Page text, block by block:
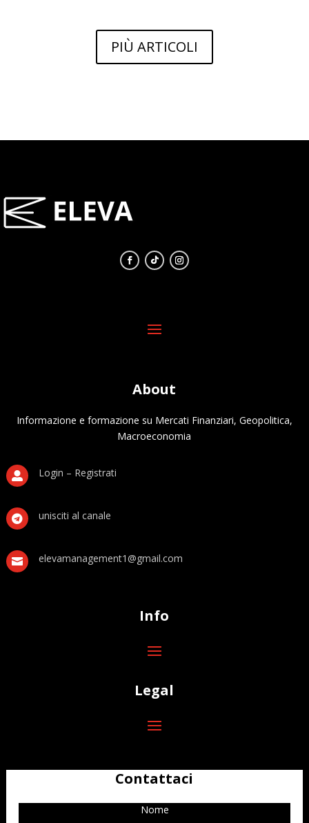
PIÙ ARTICOLI
About
Informazione e formazione su Mercati Finanziari, Geopolitica,
Macroeconomia
 Login – Registrati
 unisciti al canale
 elevamanagement1@gmail.com
Info
Legal
Contattaci